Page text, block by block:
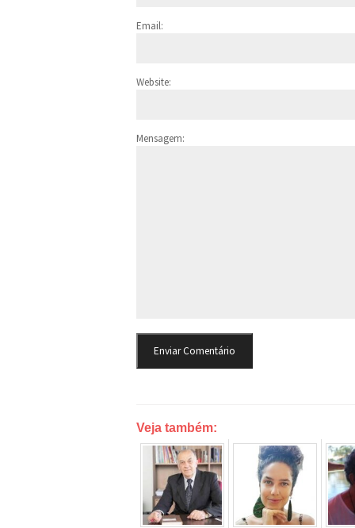
Email:
Website:
Mensagem:
Veja também: